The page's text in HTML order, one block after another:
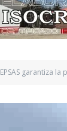
EPSAS garantiza